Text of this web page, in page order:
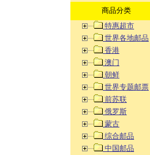
商品分类
特惠超市
世界各地邮品
香港
澳门
朝鲜
世界专题邮票
前苏联
俄罗斯
蒙古
综合邮品
中国邮品